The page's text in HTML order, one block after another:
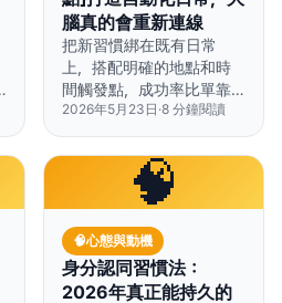
腦真的會重新連線
把新習慣綁在既有日常
上，搭配明確的地點和時
間觸發點，成功率比單靠
意志力高出 91%。
2026年5月23日 ·8 分鐘閱讀
🧠
🧠心態與動機
身分認同習慣法：
2026年真正能持久的